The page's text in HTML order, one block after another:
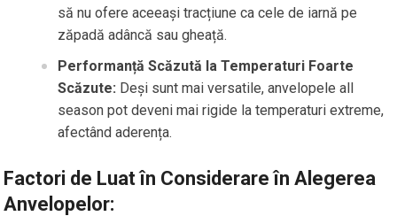
să nu ofere aceeași tracțiune ca cele de iarnă pe
zăpadă adâncă sau gheață.
Performanță Scăzută la Temperaturi Foarte
Scăzute: Deși sunt mai versatile, anvelopele all
season pot deveni mai rigide la temperaturi extreme,
afectând aderența.
Factori de Luat în Considerare în Alegerea
Anvelopelor: